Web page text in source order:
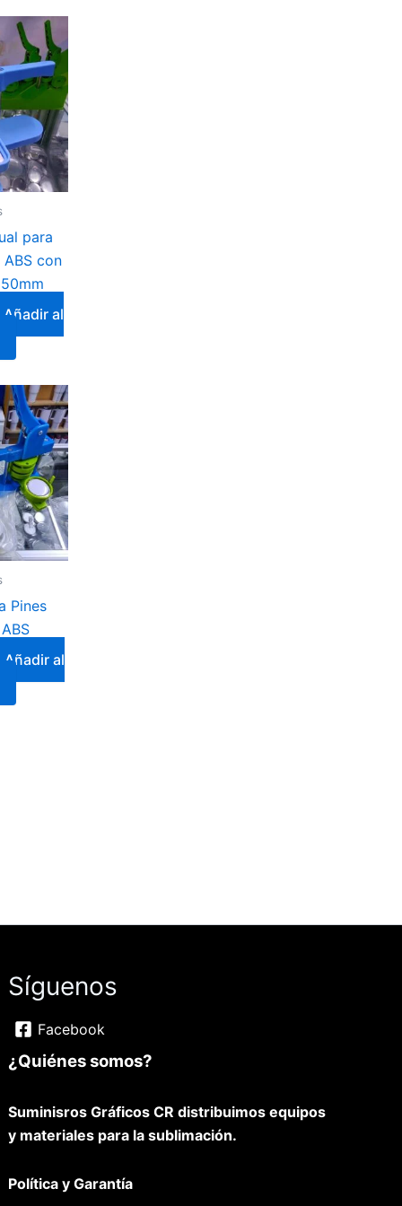
para
ABS con
Añadir al
Pines
Añadir al
Síguenos
Facebook
¿Quiénes somos?
Suminisros Gráficos CR distribuimos equipos
y materiales para la sublimación.
Política y Garantía